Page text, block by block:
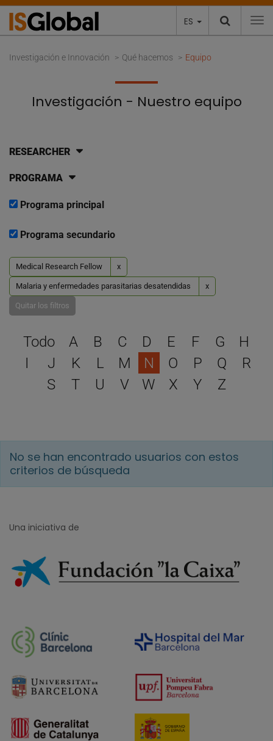
ES
Investigación e Innovación Qué hacemos Equipo
Investigación - Nuestro equipo
RESEARCHER
PROGRAMA
Programa principal
Programa secundario
Medical Research Fellow x
Malaria y enfermedades parasitarias desatendidas x
Quitar los filtros
Selecciona una letra
Todo A B C D E F G
H
I
J K L M N O P Q
R
S
T U V W X Y Z
No se han encontrado usuarios con estos
criterios de búsqueda
Una iniciativa de